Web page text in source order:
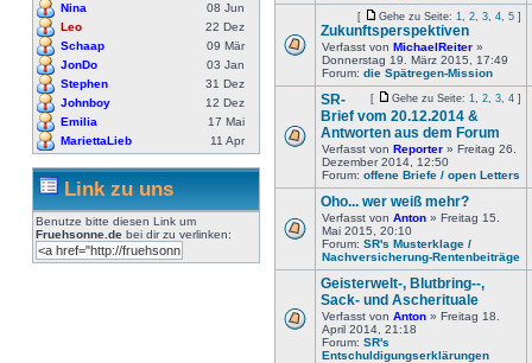
Nina
08 Jun
Leo
22 Dez
Schaap
09 Mär
JonDo
03 Jan
Stephen
31 Dez
Johnboy
12 Dez
Emilia
17 Mai
MariettaLieb
11 Apr
Link zu uns
Benutze bitte diesen Link um
Fruehsonne.de bei dir zu verlinken:
[ Gehe zu Seite: 1, 2, 3, 4, 5 ]
Zukunftsperspektiven
Verfasst von MichaelReiter »
Donnerstag 19. März 2015, 17:49
Forum: die Spätregen-Mission
[ Gehe zu Seite: 1, 2, 3, 4 ]
SR-
Brief vom 20.12.2014 &
Antworten aus dem Forum
Verfasst von Reporter » Freitag 26.
Dezember 2014, 12:50
Forum: offene Briefe / open Letters
Oho... wer weiß mehr?
Verfasst von Anton » Freitag 15.
Mai 2015, 20:10
Forum: SR's Musterklage /
Nachversicherung-Rentenbeiträge
Geisterwelt-, Blutbring--,
Sack- und Ascherituale
Verfasst von Anton » Freitag 18.
April 2014, 21:18
Forum: SR's
Entschuldigungserklärungen